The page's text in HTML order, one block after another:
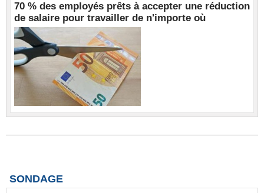
70 % des employés prêts à accepter une réduction
de salaire pour travailler de n'importe où
SONDAGE